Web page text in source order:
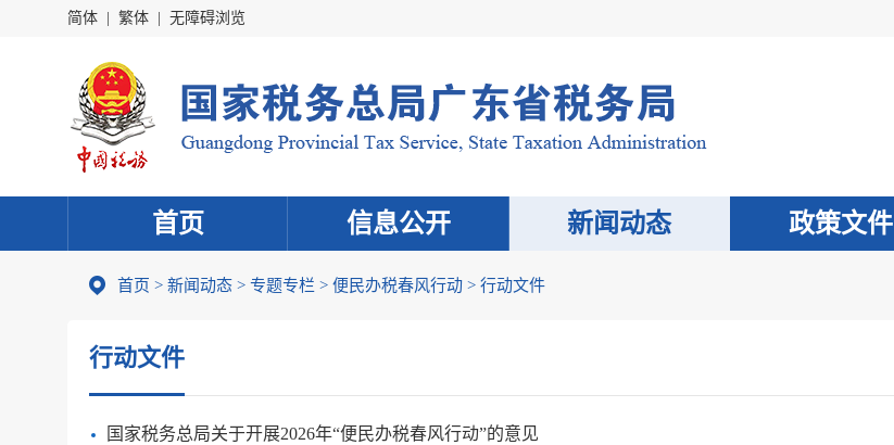
简体 繁体 无障碍浏览
首页 信息公开 新闻动态 政策文件
首页 > 新闻动态 > 专题专栏 > 便民办税春风行动 > 行动文件
行动文件
国家税务总局关于开展2026年“便民办税春风行动”的意见